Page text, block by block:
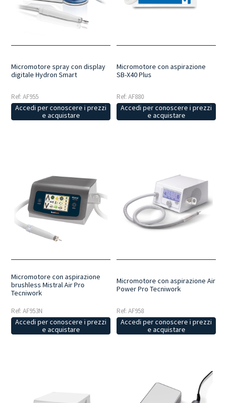
Micromotore spray con display
digitale Hydron Smart
Ref: AF955
Accedi per conoscere i prezzi
e acquistare
Micromotore con aspirazione
SB-X40 Plus
Ref: AF880
Accedi per conoscere i prezzi
e acquistare
Micromotore con aspirazione
brushless Mistral Air Pro
Tecniwork
Ref: AF953N
Accedi per conoscere i prezzi
e acquistare
Micromotore con aspirazione Air
Power Pro Tecniwork
Ref: AF958
Accedi per conoscere i prezzi
e acquistare